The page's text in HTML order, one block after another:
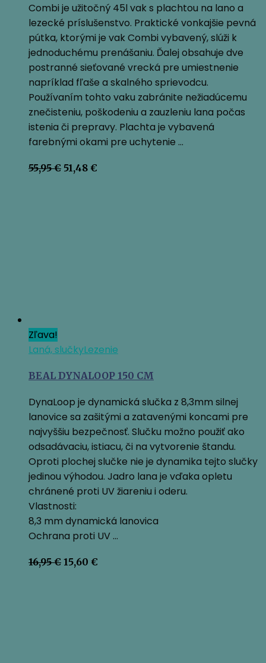
Combi je užitočný 45l vak s plachtou na lano a
lezecké príslušenstvo. Praktické vonkajšie pevná
pútka, ktorými je vak Combi vybavený, slúži k
jednoduchému prenášaniu. Ďalej obsahuje dve
postranné sieťované vrecká pre umiestnenie
napríklad fľaše a skalného sprievodcu.
Používaním tohto vaku zabránite nežiadúcemu
znečisteniu, poškodeniu a zauzleniu lana počas
istenia či prepravy. Plachta je vybavená
farebnými okami pre uchytenie …
55,95€ Pôvodná
51,48 €
Zľava!
Laná, slučkyLezenie
BEAL DYNALOOP 150 CM
DynaLoop je dynamická slučka z 8,3mm silnej
lanovice sa zašitými a zatavenými koncami pre
najvyššiu bezpečnosť. Slučku možno použiť ako
odsadávaciu, istiacu, či na vytvorenie štandu.
Oproti plochej slučke nie je dynamika tejto slučky
jedinou výhodou. Jadro lana je vďaka opletu
chránené proti UV žiareniu i oderu.
Vlastnosti:
8,3 mm dynamická lanovica
Ochrana proti UV …
16,95€ Pôvodná
15,60 €